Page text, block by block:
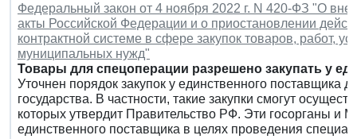
Федеральный закон от 4 ноября 2022 г. N 420-ФЗ "О
акты Российской Федерации и о приостановлении
контрактной системе в сфере закупок товаров, работ,
муниципальных нужд"
Товары для спецоперации разрешено закупать у
Уточнен порядок закупок у единственного поставщика
государства. В частности, такие закупки смогут
которых утвердит Правительство РФ. Эти госорганы и
единственного поставщика в целях проведения